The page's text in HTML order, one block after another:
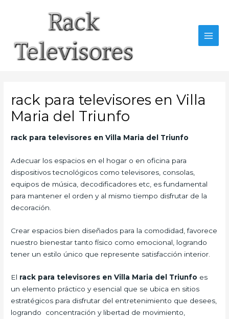
rack para televisores en Villa
Maria del Triunfo
rack para televisores en Villa Maria del Triunfo
Adecuar los espacios en el hogar o en oficina para
dispositivos tecnológicos como televisores, consolas,
equipos de música, decodificadores etc, es fundamental
para mantener el orden y al mismo tiempo disfrutar de la
decoración.
Crear espacios bien diseñados para la comodidad, favorece
nuestro bienestar tanto físico como emocional, logrando
tener un estilo único que represente satisfacción interior.
El rack para televisores en Villa Maria del Triunfo es
un elemento práctico y esencial que se ubica en sitios
estratégicos para disfrutar del entretenimiento que desees,
logrando concentración y libertad de movimiento,